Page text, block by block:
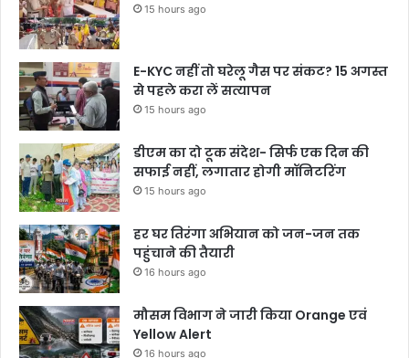
15 hours ago
E-KYC नहीं तो घरेलू गैस पर संकट? 15 अगस्त
से पहले करा लें सत्यापन
15 hours ago
डीएम का दो टूक संदेश- सिर्फ एक दिन की
सफाई नहीं, लगातार होगी मॉनिटरिंग
15 hours ago
हर घर तिरंगा अभियान को जन-जन तक
पहुंचाने की तैयारी
16 hours ago
मौसम विभाग ने जारी किया Orange एवं
Yellow Alert
16 hours ago